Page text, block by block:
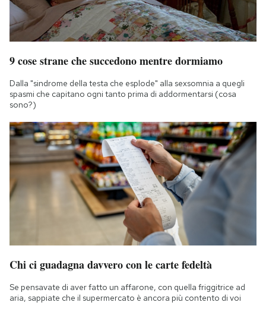
9 cose strane che succedono mentre dormiamo
Dalla "sindrome della testa che esplode" alla sexsomnia a quegli
spasmi che capitano ogni tanto prima di addormentarsi (cosa
sono?)
Chi ci guadagna davvero con le carte fedeltà
Se pensavate di aver fatto un affarone, con quella friggitrice ad
aria, sappiate che il supermercato è ancora più contento di voi